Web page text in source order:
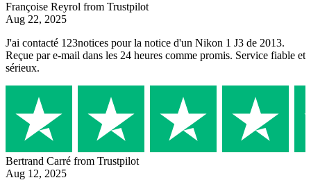
Françoise Reyrol from Trustpilot
Aug 22, 2025
J'ai contacté 123notices pour la notice d'un Nikon 1 J3 de 2013.
Reçue par e-mail dans les 24 heures comme promis. Service fiable et
sérieux.
Bertrand Carré from Trustpilot
Aug 12, 2025